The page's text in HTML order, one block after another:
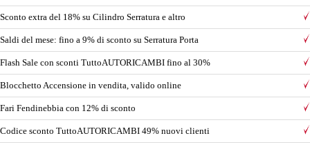
Sconto extra del 18% su Cilindro Serratura e altro
Saldi del mese: fino a 9% di sconto su Serratura Porta
Flash Sale con sconti TuttoAUTORICAMBI fino al 30%
Blocchetto Accensione in vendita, valido online
Fari Fendinebbia con 12% di sconto
Codice sconto TuttoAUTORICAMBI 49% nuovi clienti